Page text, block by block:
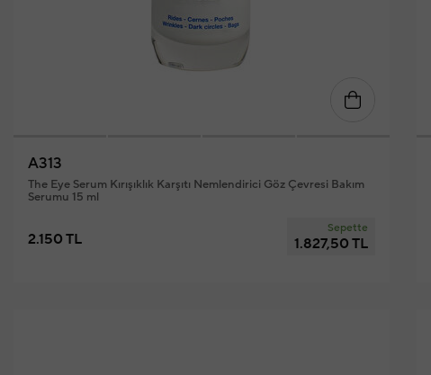
A313
The Eye Serum Kırışıklık Karşıtı Nemlendirici Göz Çevresi Bakım
Serumu 15 ml
2.150 TL
Sepette
1.827,50 TL